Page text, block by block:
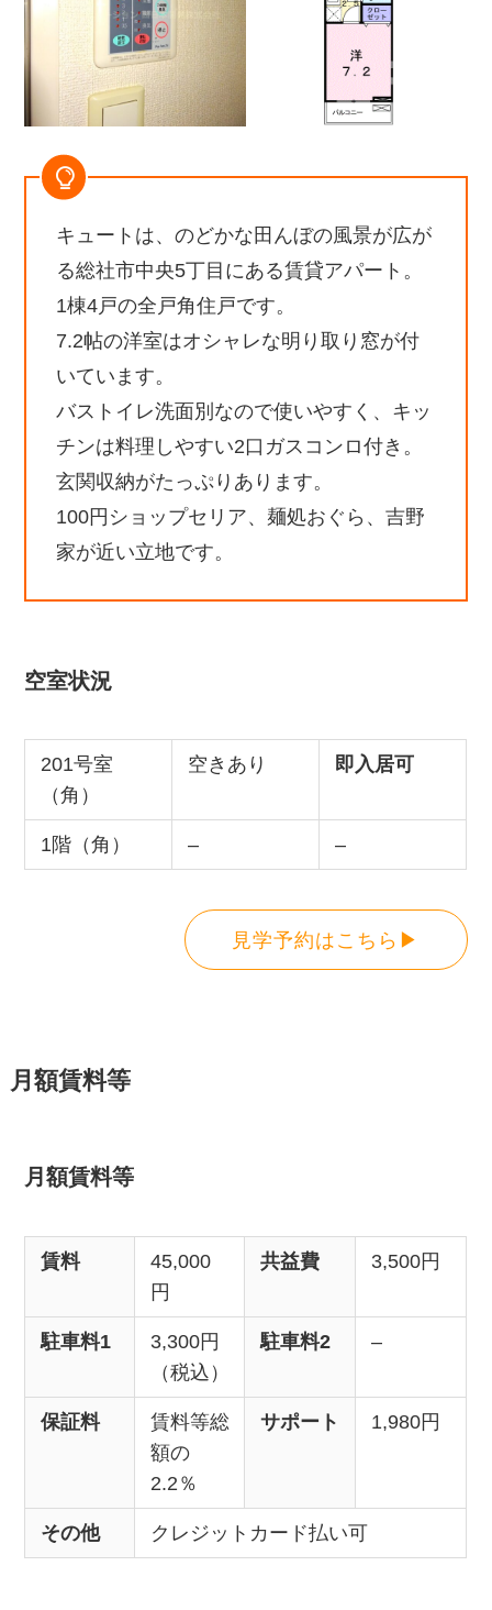
キュートは、のどかな田んぼの風景が広が
る総社市中央5丁目にある賃貸アパート。
1棟4戸の全戸角住戸です。
7.2帖の洋室はオシャレな明り取り窓が付
いています。
バストイレ洗面別なので使いやすく、キッ
チンは料理しやすい2口ガスコンロ付き。
玄関収納がたっぷりあります。
100円ショップセリア、麺処おぐら、吉野
家が近い立地です。
空室状況
201号室
（角）
空きあり 即入居可
1階（角） – –
見学予約はこちら▶
月額賃料等
月額賃料等
賃料
45,000
円
共益費 3,500円
駐車料1
3,300円
（税込）
駐車料2 –
保証料
賃料等総
額の
2.2％
サポート 1,980円
その他 クレジットカード払い可